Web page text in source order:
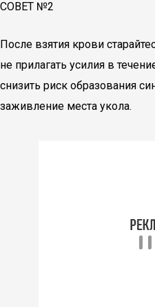
СОВЕТ №2
После взятия крови
не прилагать усилия в
снизить риск образования
заживление места укола.